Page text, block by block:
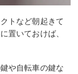
トなど朝起きて
置いておけば、
や自転車の鍵な